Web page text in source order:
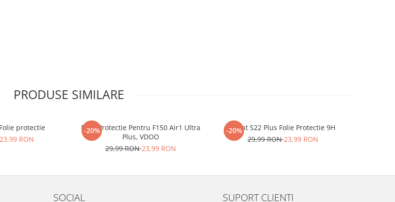
si le
NU
ci este
PRODUSE SIMILARE
protectie
RON
-20%
Folie Protectie Pentru F150 Air1 Ultra
Plus, VDOO
29,99 RON23,99 RON
-20%
iHunt S22 Plus Folie Protectie 9H
29,99 RON23,99 RON
SOCIAL SUPORT CLIENTI